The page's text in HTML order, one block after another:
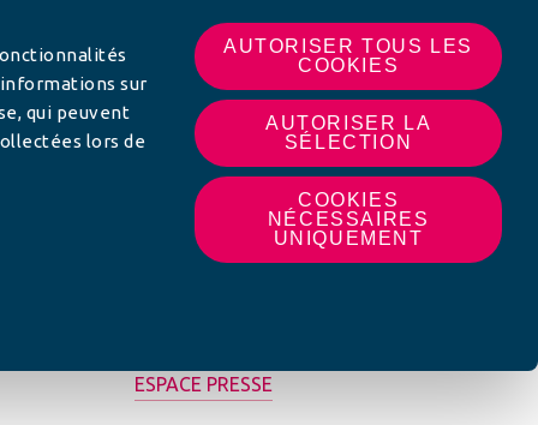
sur
qui peuvent
lors de
AUTORISER TOUS LES
COOKIES
AUTORISER LA
SÉLECTION
COOKIES
NÉCESSAIRES
UNIQUEMENT
ESPACE PRESSE